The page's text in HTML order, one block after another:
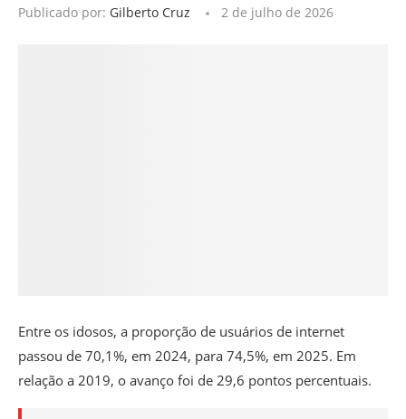
Publicado por: Gilberto Cruz 2 de julho de 2026
Entre os idosos, a proporção de usuários de internet
passou de 70,1%, em 2024, para 74,5%, em 2025. Em
relação a 2019, o avanço foi de 29,6 pontos percentuais.